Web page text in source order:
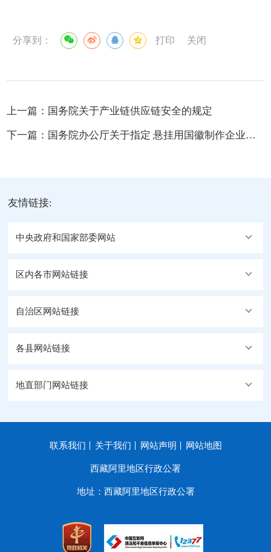
分享到： 打印 关闭
上一篇： 国务院关于产业链供应链安全的规定
下一篇： 国务院办公厅关于指定 悬挂用国徽制作企业的通知
友情链接:
中央政府和国家部委网站
区内各市网站链接
自治区网站链接
各县网站链接
地直部门网站链接
联系我们 关于我们 网站声明 网站地图
西藏阿里地区行政公署
地址：西藏阿里地区行政公署